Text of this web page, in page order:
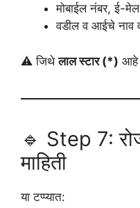
मोबाईल नंबर, ई-मेल
वडील व आईचे नाव
⚠️ जिथेलाल स्टार (*) आहे
🔹 Step 7:
माहिती
या टप्प्यात: